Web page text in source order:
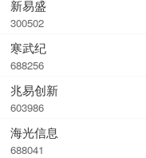
新易盛
300502
寒武纪
688256
兆易创新
603986
海光信息
688041